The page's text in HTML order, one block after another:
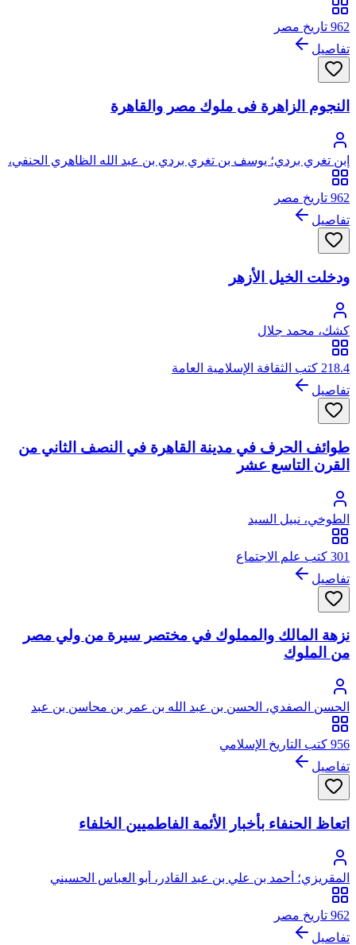
962 تاريخ مصر
تفاصيل
النجوم الزاهرة فى ملوك مصر والقاهرة
ابن تغري بردي؛ يوسف بن تغري بردي بن عبد الله الظاهري الحنفي،
أبو المحاسن، جمال الدين
962 تاريخ مصر
تفاصيل
ودخلت الخيل الأزهر
كشك، محمد جلال
218.4 كتب الثقافة الإسلامية العامة
تفاصيل
طوائف الحرف في مدينة القاهرة في النصف الثاني من
القرن التاسع عشر
الطوخي، نبيل السيد
301 كتب علم الاجتماع
تفاصيل
نزهة المالك والمملوك في مختصر سيرة من ولي مصر
من الملوك
الحسن الصفدي، الحسن بن عبد الله بن عمر بن محاسن بن عبد
الكريم الهاشمي العباسي
956 كتب التاريخ الإسلامي
تفاصيل
اتعاظ الحنفاء بأخبار الأئمة الفاطميين الخلفاء
المقريزي؛ أحمد بن علي بن عبد القادر، أبو العباس الحسيني
العبيدي، تقي الدين المقريزي
962 تاريخ مصر
تفاصيل